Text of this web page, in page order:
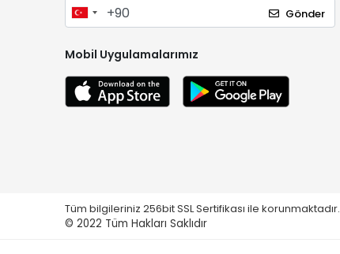
Gönder
Mobil Uygulamalarımız
Tüm bilgileriniz 256bit SSL Sertifikası ile korunmaktadır.
© 2022 Tüm Hakları Saklıdır